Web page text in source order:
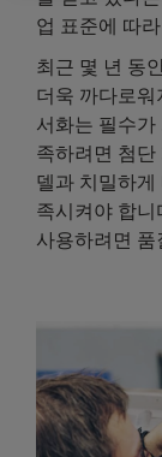
업 표준에 따
최근 몇 년 동
더욱 까다로
서화는 필수
족하려면 첨단
델과 치밀하
족시켜야 합
사용하려면